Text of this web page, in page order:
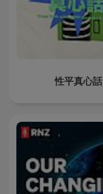
性平真心話